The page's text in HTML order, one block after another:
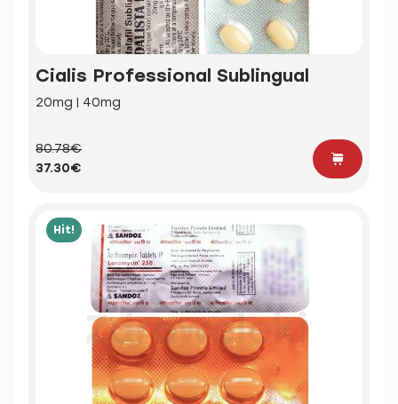
Cialis Professional Sublingual
20mg | 40mg
80.78€
37.30€
Hit!